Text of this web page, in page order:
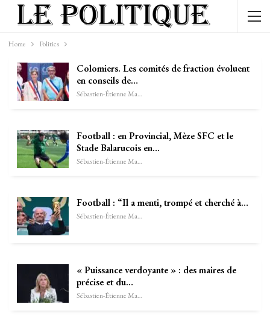
Home Politics
Colomiers. Les comités de fraction évoluent
en conseils de…
Sébastien-Étienne Marechal
Football : en Provincial, Mèze SFC et le
Stade Balarucois en…
Sébastien-Étienne Marechal
Football : “Il a menti, trompé et cherché à…
Sébastien-Étienne Marechal
« Puissance verdoyante » : des maires de
précise et du…
Sébastien-Étienne Marechal